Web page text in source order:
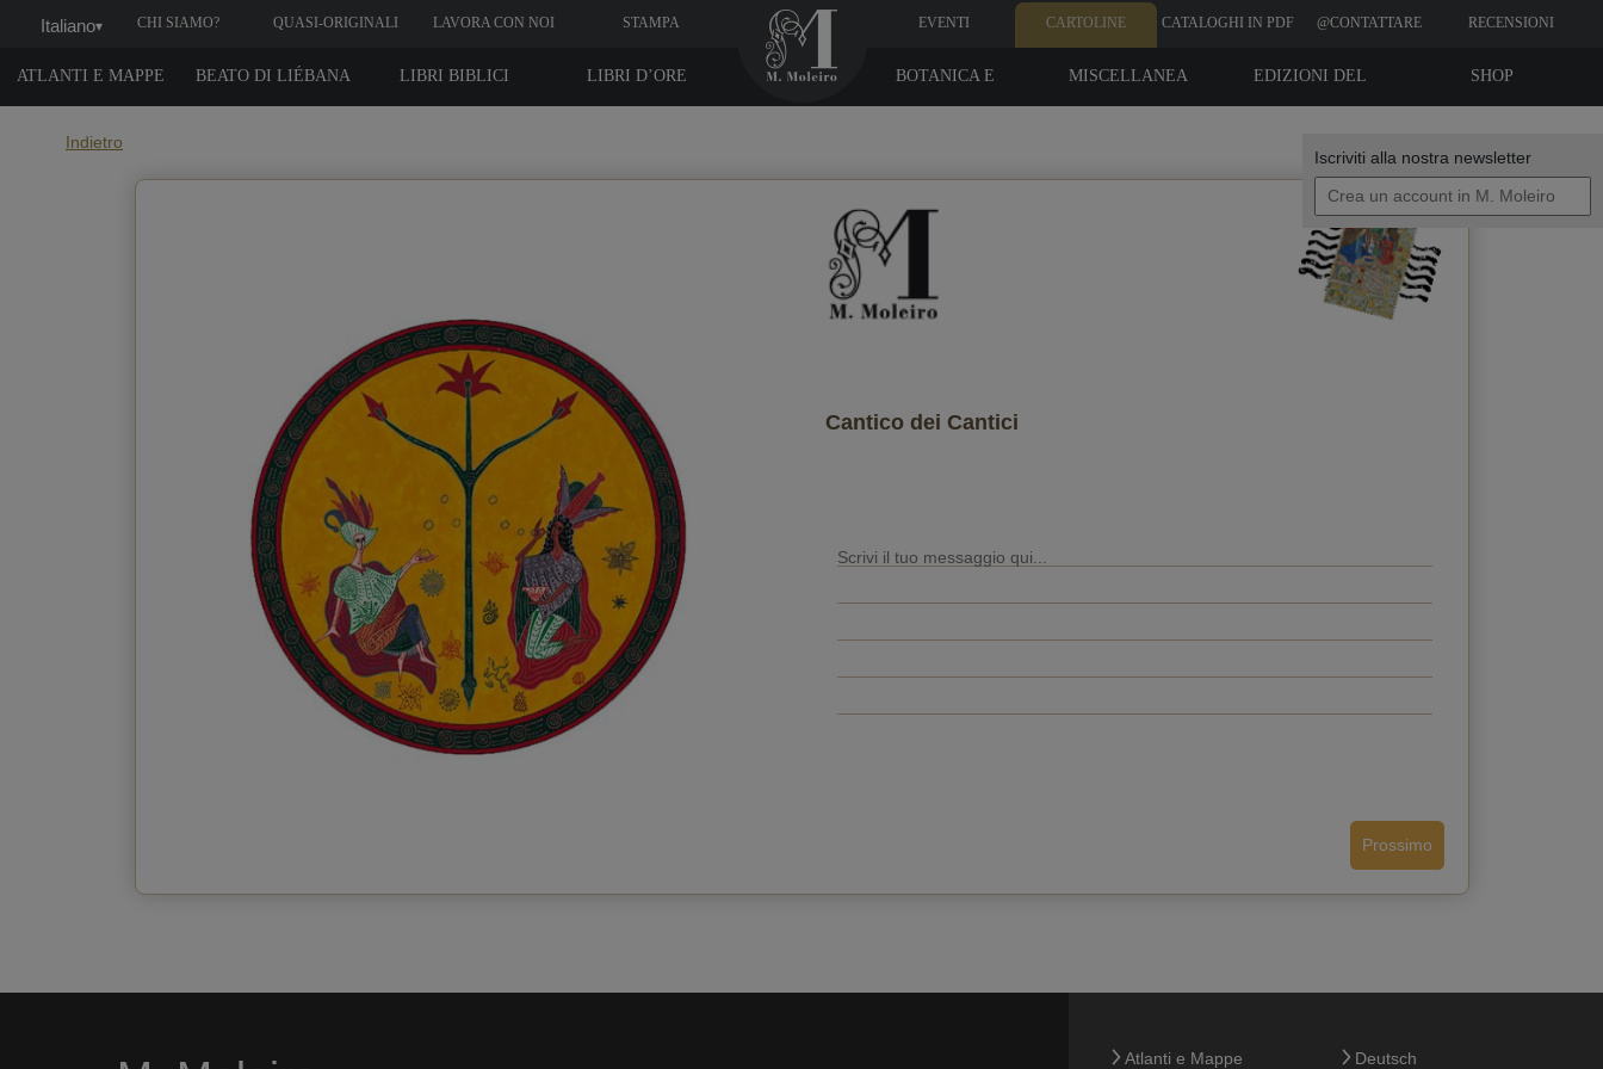
Iscriviti alla nostra newsletter
Italiano▾ CHI SIAMO? QUASI-ORIGINALI LAVORA CON NOI STAMPA EVENTI CARTOLINE CATALOGHI IN PDF @CONTATTARE RECENSIONI
ATLANTI E MAPPE BEATO DI LIÉBANA LIBRI BIBLICI LIBRI D’ORE SHOP
EDIZIONI DEL
MISCELLANEA
BOTANICA E
Indietro
Cantico dei Cantici
Prossimo
I tuoi dati
Quando vuoi che lo riceva?
Indietro
Atlanti e Mappe
Deutsch